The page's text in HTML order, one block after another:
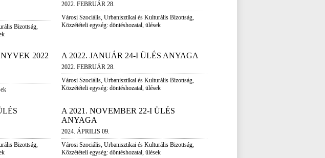
Bizottság,
2022. FEBRUÁR 28.
Városi Szociális, Urbanisztikai és Kulturális Bizottság,
Közzétételi egység: döntéshozatal, ülések
2022
A 2022. JANUÁR 24-I ÜLÉS ANYAGA
2022. FEBRUÁR 28.
Városi Szociális, Urbanisztikai és Kulturális Bizottság,
Közzétételi egység: döntéshozatal, ülések
Bizottság,
A 2021. NOVEMBER 22-I ÜLÉS
ANYAGA
2024. ÁPRILIS 09.
Városi Szociális, Urbanisztikai és Kulturális Bizottság,
Közzétételi egység: döntéshozatal, ülések